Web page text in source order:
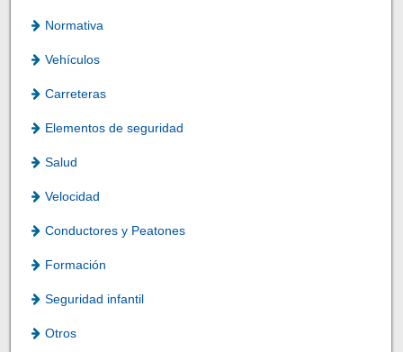
Normativa
Vehículos
Carreteras
Elementos de seguridad
Salud
Velocidad
Conductores y Peatones
Formación
Seguridad infantil
Otros